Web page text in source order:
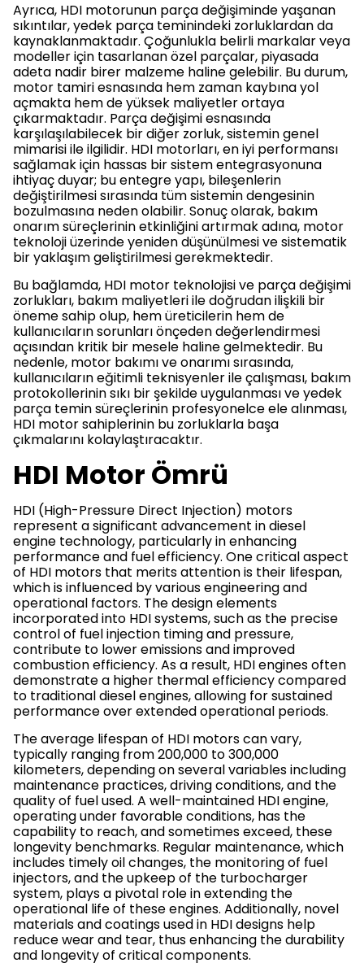
Ayrıca, HDI motorunun parça değişiminde yaşanan
sıkıntılar, yedek parça teminindeki zorluklardan da
kaynaklanmaktadır. Çoğunlukla belirli markalar veya
modeller için tasarlanan özel parçalar, piyasada
adeta nadir birer malzeme haline gelebilir. Bu durum,
motor tamiri esnasında hem zaman kaybına yol
açmakta hem de yüksek maliyetler ortaya
çıkarmaktadır. Parça değişimi esnasında
karşılaşılabilecek bir diğer zorluk, sistemin genel
mimarisi ile ilgilidir. HDI motorları, en iyi performansı
sağlamak için hassas bir sistem entegrasyonuna
ihtiyaç duyar; bu entegre yapı, bileşenlerin
değiştirilmesi sırasında tüm sistemin dengesinin
bozulmasına neden olabilir. Sonuç olarak, bakım
onarım süreçlerinin etkinliğini artırmak adına, motor
teknoloji üzerinde yeniden düşünülmesi ve sistematik
bir yaklaşım geliştirilmesi gerekmektedir.
Bu bağlamda, HDI motor teknolojisi ve parça değişimi
zorlukları, bakım maliyetleri ile doğrudan ilişkili bir
öneme sahip olup, hem üreticilerin hem de
kullanıcıların sorunları önçeden değerlendirmesi
açısından kritik bir mesele haline gelmektedir. Bu
nedenle, motor bakımı ve onarımı sırasında,
kullanıcıların eğitimli teknisyenler ile çalışması, bakım
protokollerinin sıkı bir şekilde uygulanması ve yedek
parça temin süreçlerinin profesyonelce ele alınması,
HDI motor sahiplerinin bu zorluklarla başa
çıkmalarını kolaylaştıracaktır.
HDI Motor Ömrü
HDI (High-Pressure Direct Injection) motors
represent a significant advancement in diesel
engine technology, particularly in enhancing
performance and fuel efficiency. One critical aspect
of HDI motors that merits attention is their lifespan,
which is influenced by various engineering and
operational factors. The design elements
incorporated into HDI systems, such as the precise
control of fuel injection timing and pressure,
contribute to lower emissions and improved
combustion efficiency. As a result, HDI engines often
demonstrate a higher thermal efficiency compared
to traditional diesel engines, allowing for sustained
performance over extended operational periods.
The average lifespan of HDI motors can vary,
typically ranging from 200,000 to 300,000
kilometers, depending on several variables including
maintenance practices, driving conditions, and the
quality of fuel used. A well-maintained HDI engine,
operating under favorable conditions, has the
capability to reach, and sometimes exceed, these
longevity benchmarks. Regular maintenance, which
includes timely oil changes, the monitoring of fuel
injectors, and the upkeep of the turbocharger
system, plays a pivotal role in extending the
operational life of these engines. Additionally, novel
materials and coatings used in HDI designs help
reduce wear and tear, thus enhancing the durability
and longevity of critical components.